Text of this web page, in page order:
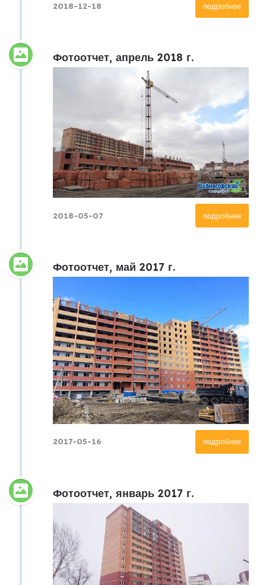
подробнее
2018-12-18
Фотоотчет, апрель 2018 г.
подробнее
2018-05-07
Фотоотчет, май 2017 г.
подробнее
2017-05-16
Фотоотчет, январь 2017 г.